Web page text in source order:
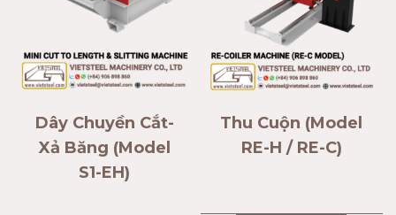
Dây Chuyền Cắt-
Xả Băng (Model
S1-EH)
Thu Cuộn (Model
RE-H / RE-C)